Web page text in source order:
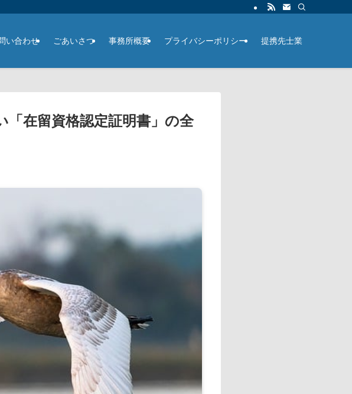
い合わせ ごあいさつ 事務所概要 プライバシーポリシー 提携先士業
在留資格認定証明書」の全